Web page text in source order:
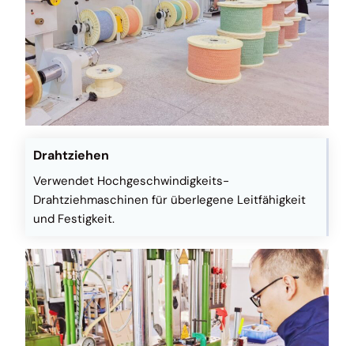
Drahtziehen
Verwendet Hochgeschwindigkeits-
Drahtziehmaschinen für überlegene Leitfähigkeit
und Festigkeit.